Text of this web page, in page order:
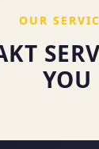
OUR
YOU